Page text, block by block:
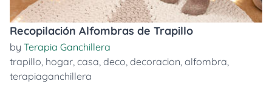
Recopilación Alfombras de Trapillo
by Terapia Ganchillera
trapillo, hogar, casa, deco, decoracion, alfombra,
terapiaganchillera